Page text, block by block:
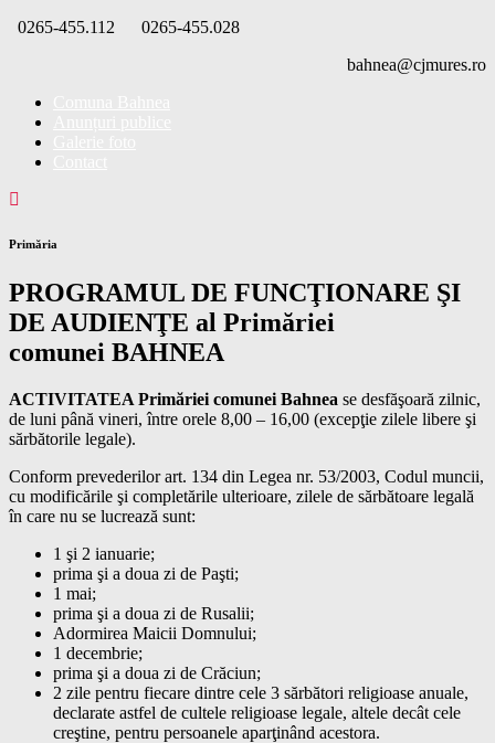
Skip
0265-455.112
0265-455.028
bahnea@cjmures.ro
Primăria
PROGRAMUL DE FUNCŢIONARE ŞI
DE AUDIENŢE al Primăriei
comunei BAHNEA
ACTIVITATEA Primăriei comunei Bahnea se desfăşoară zilnic,
de luni până vineri, între orele 8,00 – 16,00 (excepţie zilele libere şi
sărbătorile legale).
Conform prevederilor art. 134 din Legea nr. 53/2003, Codul muncii,
cu modificările şi completările ulterioare, zilele de sărbătoare legală
în care nu se lucrează sunt:
1 şi 2 ianuarie;
prima şi a doua zi de Paşti;
1 mai;
prima şi a doua zi de Rusalii;
Adormirea Maicii Domnului;
1 decembrie;
prima şi a doua zi de Crăciun;
2 zile pentru fiecare dintre cele 3 sărbători religioase anuale,
declarate astfel de cultele religioase legale, altele decât cele
creştine, pentru persoanele aparţinând acestora.